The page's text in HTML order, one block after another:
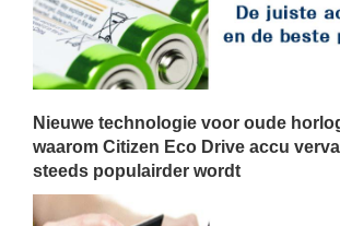
Nieuwe technologie voor oude
waarom Citizen Eco Drive accu
steeds populairder wordt